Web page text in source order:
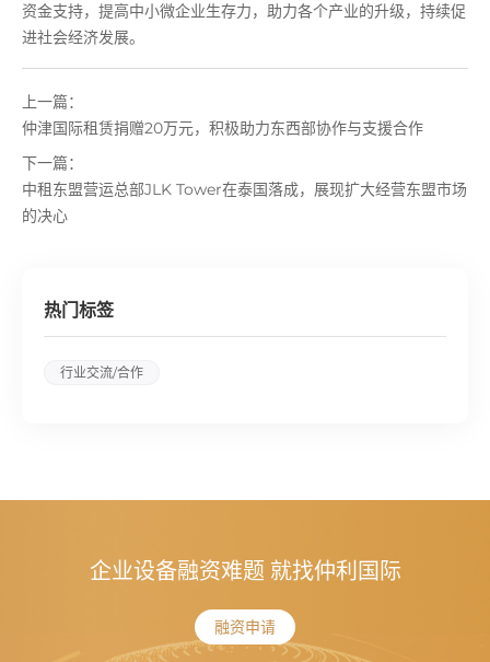
资金支持，提高中小微企业生存力，助力各个产业的升级，持续促
进社会经济发展。
上一篇：
仲津国际租赁捐赠20万元，积极助力东西部协作与支援合作
下一篇：
中租东盟营运总部JLK Tower在泰国落成，展现扩大经营东盟市场
的决心
热门标签
行业交流/合作
企业设备融资难题 就找仲利国际
融资申请